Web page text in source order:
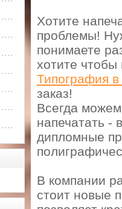
Хотите
проблемы!
понимаете
хотите
Типография
заказ!
Всегда можем
напечатать -
дипломные
В компании
стоит новые